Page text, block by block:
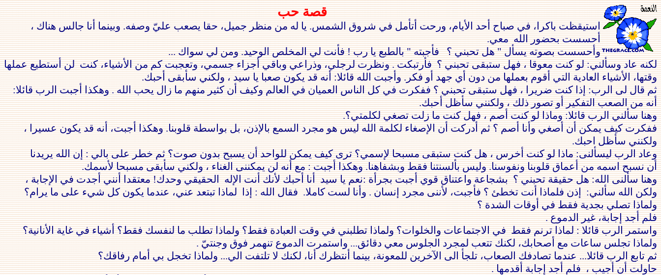
قصة حب
استيقظت باكرا،فيصباح أحد الأيام، ورحت أتأملفيشروق الشمس. يا له من منظر جميل، حقا يصعب عليّ وصفه. وبينما أنا جالس هناك ،
أحسست بحضور الله معي.
وأحسست بصوته يسأل " هلتحبني؟ فأجبته " بالطبع يا رب ! فأنت لي المخلص الوحيد. ومن لي سواك ...
لكنه عاد وسألني: لو كنت معوقا ، فهل ستبقى تحبني ؟ فأرتبكت . ونظرت لرجلي، وذراعي وباقي أجزاء جسمي، وتعجبت كم من الأشياء، كنت لن أستطيع عملها
وقتها، الأشياء العادية التي أقوم بعملها من دون أي جهد أو فكر. وأجبت الله قائلا: أنه قد يكون صعبا يا سيد ،ولكنيسأبقى أحبك.
ثم قال لى الرب: إذا كنت ضريرا ، فهل ستبقى تحبني ؟ ففكرتفيكل الناس العميانفيالعالم وكيف أن كثير منهم ما زال يحب الله . وهكذا أجبت الرب قائلا:
أنه من الصعب التفكير أو تصور ذلك ،ولكنني سأظل أحبك.
وهنا سألنيالرب قائلا: وماذا لو كنت أصم ، فهل كنت ما زلت تصغي لكلمتي؟.
ففكرت كيف يمكن أن أصغي وأنا أصم ؟ ثم أدركت أن الإصغاء لكلمة الله ليس هو مجرد السمعبالإذن، بل بواسطة قلوبنا. وهكذا أجبت، أنه قد يكون عسيرا ،
ولكنني سأظل احبك.
وعاد الرب ليسألنى: ماذا لو كنت أخرس ، هل كنت ستبقى مسبحا لإسمي؟ ترى كيف يمكن للواحد أن يسبح بدون صوت؟ ثم خطر على بالي : إن الله يريدنا
أن نسبحاسمه من أعماق قلوبنا ونفوسنا. وليسبألسنتنافقط وبشفاهنا. وهكذا أجبت : مع أنه لن يمكننى الغناء ،ولكنيسأبقى مسبحا لأسمك.
وهنا سألنى الله: هل حقيقة تحبني ؟ بشجاعة واعتناق قوي أجبت بجرأة :نعم يا سيد ‍ أنا أحبك لأنك أنت الإلهالحقيقيوحدك! معتقدا أنني أجدت في الإجابة ،
ولكن الله سألني: إذن فلماذا أنت تخطئ ؟ فأجبت، لأننى مجرد إنسان . وأنا لست كاملا. فقال الله : إذا لماذا تبتعد عني، عندما يكون كل شيء على ما يرام؟
ولماذا تصلي بجدية فقطفيأوقات الشدة ؟
فلم أجد إجابة، غير الدموع .
واستمر الرب قائلا : لماذا ترنم فقط فيالاجتماعات والخلوات؟ ولماذا تطلبنيفيوقت العبادة فقط؟ ولماذا تطلب ما لنفسك فقط؟ أشياء في غاية الأنانية؟
ولماذا تجلس ساعات مع أصحابك، لكنك تتعب لمجرد الجلوس معي دقائق... واستمرت الدموع تنهمر فوق وجنتيّ .
ثم تابع الرب قائلا... عندما تصادفك الصعاب،تلجأالى الآخرين للمعونة، بينما أنتظرك أنا، لكنك لا تلتفت الي... ولماذا تخجل بي أمام رفاقك؟
حاولت أن أجيب ، فلم أجد إجابة أقدمها .